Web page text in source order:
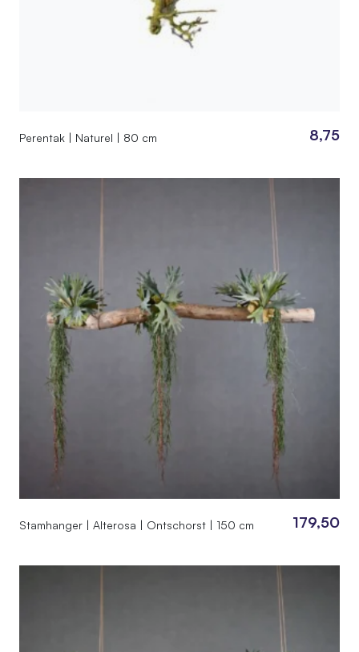
Perentak | Naturel | 80 cm 8,75
Stamhanger | Alterosa | Ontschorst | 150 cm 179,50